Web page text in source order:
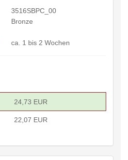
3516SBPC_00
Bronze
ca. 1 bis 2 Wochen
24,73 EUR
22,07 EUR